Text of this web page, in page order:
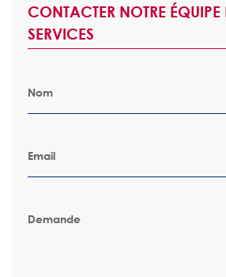
CONTACTER NOTRE ÉQUIPE
SERVICES
Nom
Email
Demande